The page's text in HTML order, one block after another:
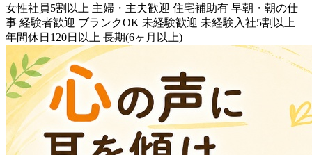
女性社員5割以上 主婦・主夫歓迎 住宅補助有 早朝・朝の仕
事 経験者歓迎 ブランクOK 未経験歓迎 未経験入社5割以上
年間休日120日以上 長期(6ヶ月以上)